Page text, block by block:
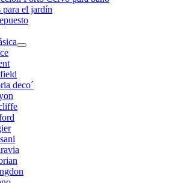
para el jardín
deco´